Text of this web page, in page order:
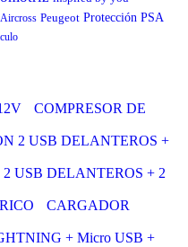
Peugeot Protección PSA
COMPRESOR DE
USB DELANTEROS + 2
CARGADOR